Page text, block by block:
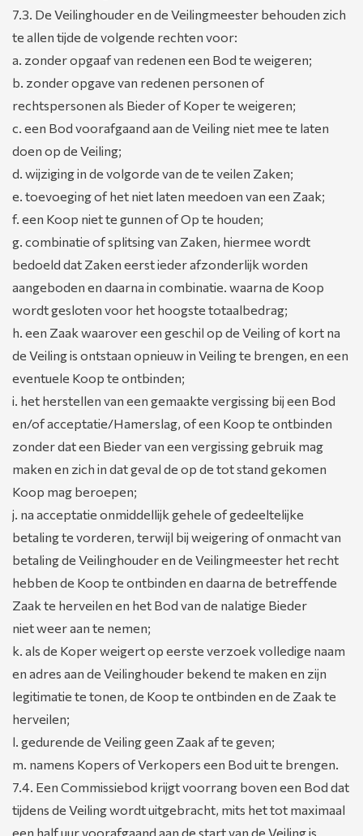
7.3. De Veilinghouder en de Veilingmeester behouden zich
te allen tijde de volgende rechten voor:
a. zonder opgaaf van redenen een Bod te weigeren;
b. zonder opgave van redenen personen of
rechtspersonen als Bieder of Koper te weigeren;
c. een Bod voorafgaand aan de Veiling niet mee te laten
doen op de Veiling;
d. wijziging in de volgorde van de te veilen Zaken;
e. toevoeging of het niet laten meedoen van een Zaak;
f. een Koop niet te gunnen of Op te houden;
g. combinatie of splitsing van Zaken, hiermee wordt
bedoeld dat Zaken eerst ieder afzonderlijk worden
aangeboden en daarna in combinatie. waarna de Koop
wordt gesloten voor het hoogste totaalbedrag;
h. een Zaak waarover een geschil op de Veiling of kort na
de Veiling is ontstaan opnieuw in Veiling te brengen, en een
eventuele Koop te ontbinden;
i. het herstellen van een gemaakte vergissing bij een Bod
en/of acceptatie/Hamerslag, of een Koop te ontbinden
zonder dat een Bieder van een vergissing gebruik mag
maken en zich in dat geval de op de tot stand gekomen
Koop mag beroepen;
j. na acceptatie onmiddellijk gehele of gedeeltelijke
betaling te vorderen, terwijl bij weigering of onmacht van
betaling de Veilinghouder en de Veilingmeester het recht
hebben de Koop te ontbinden en daarna de betreffende
Zaak te herveilen en het Bod van de nalatige Bieder
niet weer aan te nemen;
k. als de Koper weigert op eerste verzoek volledige naam
en adres aan de Veilinghouder bekend te maken en zijn
legitimatie te tonen, de Koop te ontbinden en de Zaak te
herveilen;
l. gedurende de Veiling geen Zaak af te geven;
m. namens Kopers of Verkopers een Bod uit te brengen.
7.4. Een Commissiebod krijgt voorrang boven een Bod dat
tijdens de Veiling wordt uitgebracht, mits het tot maximaal
een half uur voorafgaand aan de start van de Veiling is